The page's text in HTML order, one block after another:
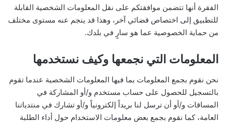
الفقرة أنها تتضمن موافقتكم على نقل المعلومات الشخصية القابلة
للتطبيق إلى اختصاص قضائي آخر، وهذا قد ينجم عنه مستوى مختلف
من حماية الخصوصية عما هو سارٍ في بلدك.
المعلومات التي نجمعها وكيف نستخدمها
نحن نقوم بجمع المعلومات بما فيها المعلومات الشخصية عندما تقوم
بالتسجيل للحصول على حساب مستخدم و/أو المشاركة في
المساقات و/أو أن ترسل لنا بريداً إلكترونياً و/أو تشارك في منتدياتنا
العامة، كما نقوم بجمع بعض معلومات الاستخدام حول أداء الطلبة